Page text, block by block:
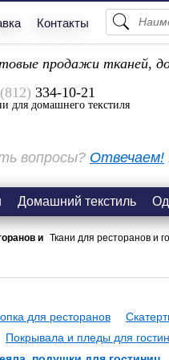
Контакты
продажи тканей,
334-10-21
для домашнего текстиля
вопросы? Отвечаем!
Домашний текстиль
и Ткани для ресторанов и
для ресторанов
Покрывала и пледы для